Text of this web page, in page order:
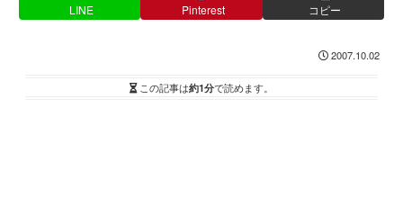
LINE Pinterest コピー
2007.10.02
この記事は約1分で読めます。